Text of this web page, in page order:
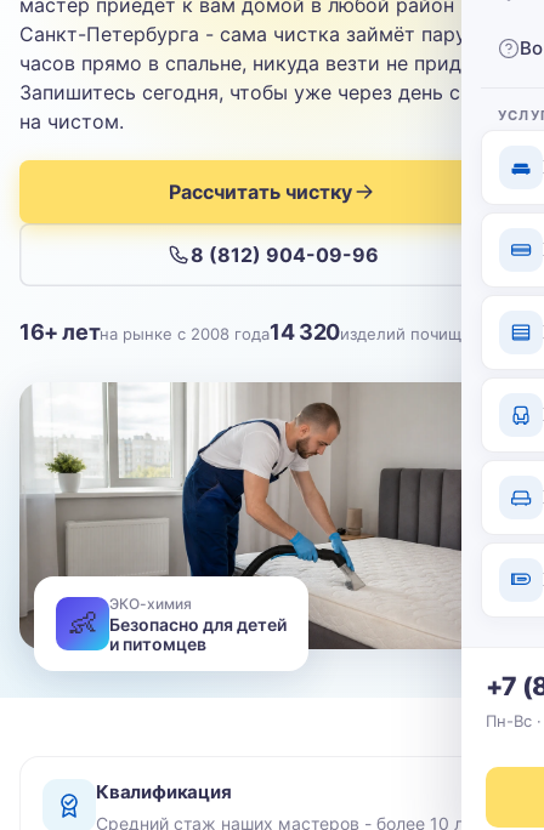
Нажимая кнопку, вы соглашаетесь сполитикой конфиденциальности
+7
Пн-Вс
мастер приедет к вам домой в любой район
Санкт-Петербурга - сама чистка займёт пару
часов прямо в спальне, никуда везти не придётся.
Запишитесь сегодня, чтобы уже через день спать
на чистом.
Рассчитать чистку
8 (812) 904-09-96
16+ летна рынке с 2008 года14 320изделий почищено
👶
ЭКО-химия
Безопасно для детей
и питомцев
Квалификация
Средний стаж наших мастеров - более 10 лет